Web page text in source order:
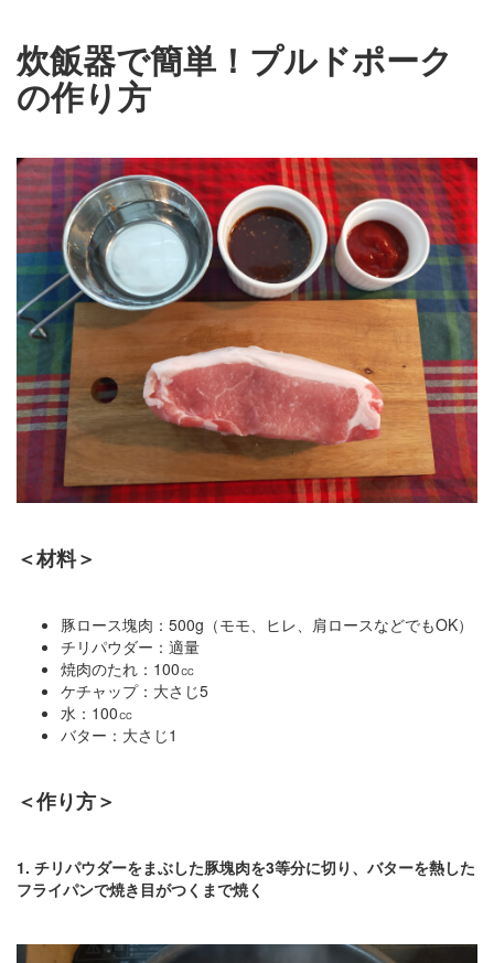
炊飯器で簡単！プルドポーク
の作り方
＜材料＞
豚ロース塊肉：500g（モモ、ヒレ、肩ロースなどでもOK）
チリパウダー：適量
焼肉のたれ：100㏄
ケチャップ：大さじ5
水：100㏄
バター：大さじ1
＜作り方＞
1. チリパウダーをまぶした豚塊肉を3等分に切り、バターを熱した
フライパンで焼き目がつくまで焼く